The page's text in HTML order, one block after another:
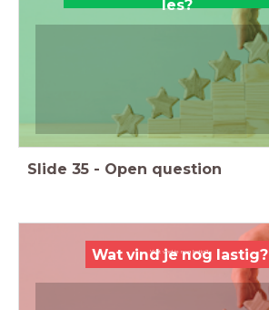
les?
Slide 35 - Open question
Wat vind je nog lastig?
Wat vind je nog lastig?